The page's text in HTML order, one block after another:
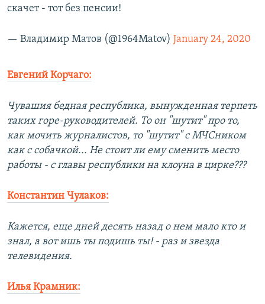
скачет - тот без пенсии!
— Владимир Матов (@1964Matov) January 24, 2020
Евгений Корчаго:
Чувашия бедная республика, вынужденная терпеть
таких горе-руководителей. То он "шутит" про то,
как мочить журналистов, то "шутит" с МЧСником
как с собачкой... Не стоит ли ему сменить место
работы - с главы республики на клоуна в цирке???
Константин Чулаков:
Кажется, еще дней десять назад о нем мало кто и
знал, а вот ишь ты подишь ты! - раз и звезда
телевидения.
Илья Крамник: